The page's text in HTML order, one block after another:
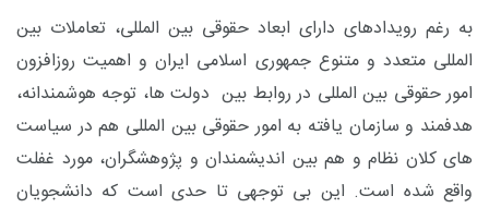
به رغم رویدادهای دارای ابعاد حقوقی بین المللی، تعاملات بین
المللی متعدد و متنوع جمهوری اسلامی ایران و اهمیت روزافزون
امور حقوقی بین المللی در روابط بین دولت ها، توجه هوشمندانه،
هدفمند و سازمان یافته به امور حقوقی بین المللی هم در سیاست
های کلان نظام و هم بین اندیشمندان و پژوهشگران، مورد غفلت
واقع شده است. این بی توجهی تا حدی است که دانشجویان